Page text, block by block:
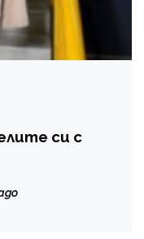
си с